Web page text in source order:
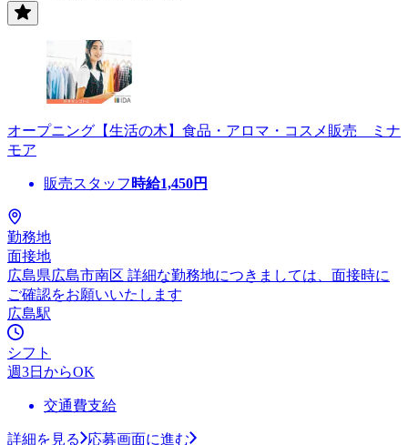
オープニング【生活の木】食品・アロマ・コスメ販売 ミナ
モア
販売スタッフ 時給1,450円
勤務地
面接地
広島県広島市南区 詳細な勤務地につきましては、面接時に
ご確認をお願いいたします
広島駅
シフト
週3日からOK
交通費支給
詳細を見る 応募画面に進む